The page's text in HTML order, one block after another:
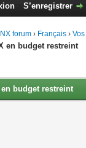
S’enregistrer
forum › Français ›
en budget restreint
budget restreint